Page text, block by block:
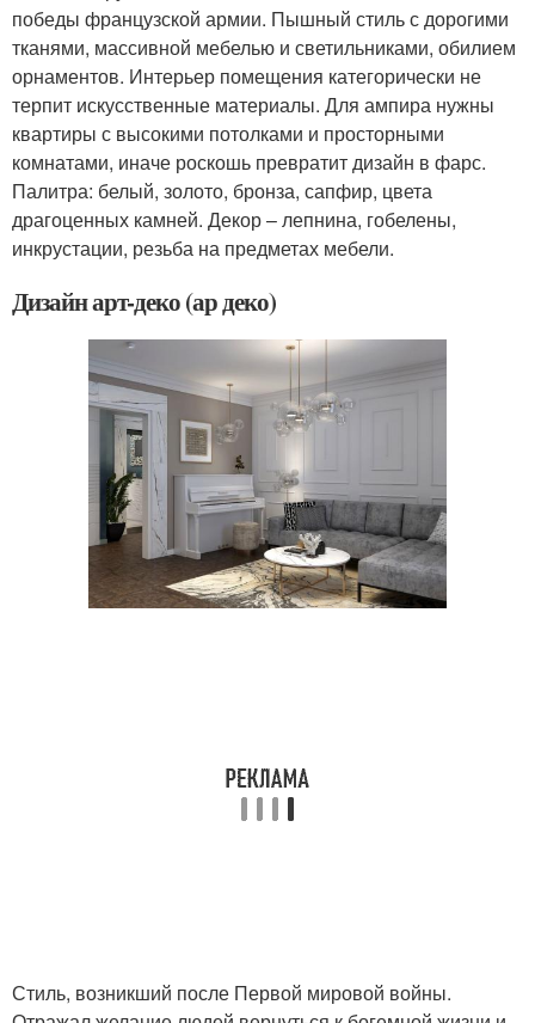
победы французской армии. Пышный стиль с дорогими
тканями, массивной мебелью и светильниками, обилием
орнаментов. Интерьер помещения категорически не
терпит искусственные материалы. Для ампира нужны
квартиры с высокими потолками и просторными
комнатами, иначе роскошь превратит дизайн в фарс.
Палитра: белый, золото, бронза, сапфир, цвета
драгоценных камней. Декор – лепнина, гобелены,
инкрустации, резьба на предметах мебели.
Дизайн арт-деко (ар деко)
Стиль, возникший после Первой мировой войны.